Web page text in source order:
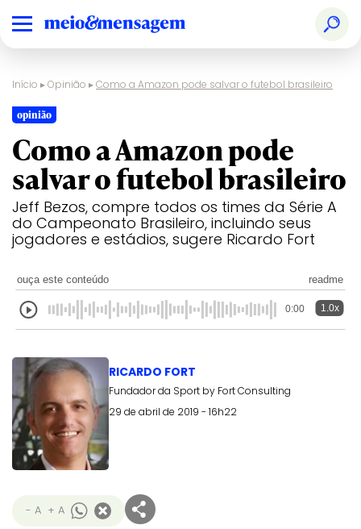
Início ▸Opinião ▸Como a Amazon pode salvar o futebol brasileiro
opinião
Como a Amazon pode
salvar o futebol brasileiro
Jeff Bezos, compre todos os times da Série A
do Campeonato Brasileiro, incluindo seus
jogadores e estádios, sugere Ricardo Fort
ouça este conteúdo readme
0:00 1.0x
RICARDO FORT
Fundador da Sport by Fort Consulting
29 de abril de 2019 - 16h22
- A + A